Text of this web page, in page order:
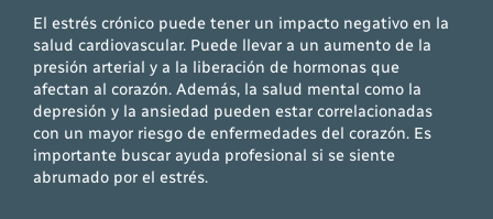
El estrés crónico puede tener un impacto negativo en la
salud cardiovascular. Puede llevar a un aumento de la
presión arterial y a la liberación de hormonas que
afectan al corazón. Además, la salud mental como la
depresión y la ansiedad pueden estar correlacionadas
con un mayor riesgo de enfermedades del corazón. Es
importante buscar ayuda profesional si se siente
abrumado por el estrés.